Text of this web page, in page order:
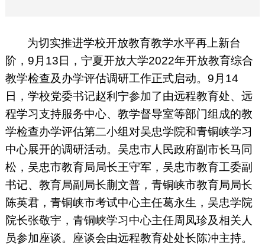
为切实推进学校开放教育教学水平再上新台
阶， 9 月 13日，宁夏开放大学2022年开放教育综合
教学检查及办学评估调研工作正式启动。 9 月 14
日，学校党委书记赵利宁参加了由远程教育处、远
程学习支持服务中心、教学督导室等部门组成的教
学检查办学评估第二小组对吴忠学院和青铜峡学习
中心展开的调研活动。吴忠市人民政府副市长马同
松，吴忠市教育局局长王守军，吴忠市教育工委副
书记、教育局副局长蒯文普，青铜峡市教育局局长
陈英君，青铜峡市考试中心主任葛永生，吴忠学院
院长张敬宇，青铜峡学习中心主任周凤珍及相关人
员参加座谈。座谈会由远程教育处处长陈冲主持。